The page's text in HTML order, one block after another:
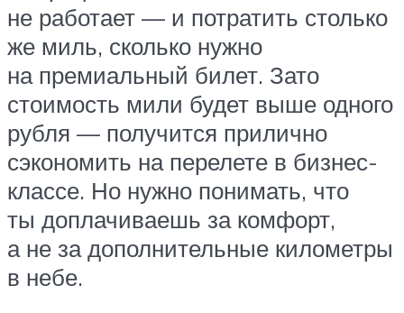
не работает — и потратить столько
же миль, сколько нужно
на премиальный билет. Зато
стоимость мили будет выше одного
рубля — получится прилично
сэкономить на перелете в бизнес-
классе. Но нужно понимать, что
ты доплачиваешь за комфорт,
а не за дополнительные километры
в небе.